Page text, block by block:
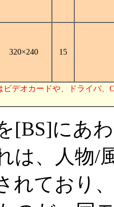
320×240 15
ビデオカードや、ドライバ
[BS]にあ
は、人物/
れており